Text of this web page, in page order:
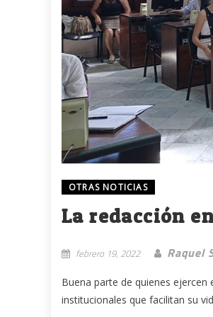
OTRAS NOTICIAS
La redacción
febrero 19, 2022 Raquel
Buena parte de quienes
institucionales que facilitan su